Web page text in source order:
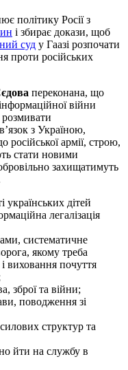
політику Росії з
і збирає докази, щоб
суд у Гаазі розпочати
проти російських
переконана, що
війни
розмивати
з Україною,
армії, строю,
стати новими
захищатимуть
українських дітей
легалізація
систематичне
якому треба
виховання почуття
зброї та війни;
поводження зі
структур та
йти на службу в